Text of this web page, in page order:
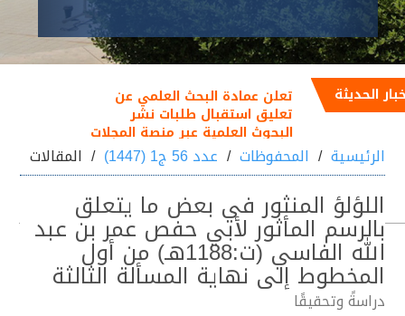
الحديثة تعلن عمادة البحث العلمي عن
تعليق استقبال طلبات نشر
البحوث العلمية عبر منصة المجلات
العلمية خلال الفترة من
25/12/1447هـ الموافق
الموافق 23/08/2026م
الرئيسية المحفوظات عدد 56 ج1 (1447) المقالات
اللؤلؤ المنثور في بعض ما يتعلق
بالرسم المأثور لأبي حفص عمر بن عبد
الله الفاسي (ت:1188هـ) من أول
المخطوط إلى نهاية المسألة الثالثة
دراسةً وتحقيقًا